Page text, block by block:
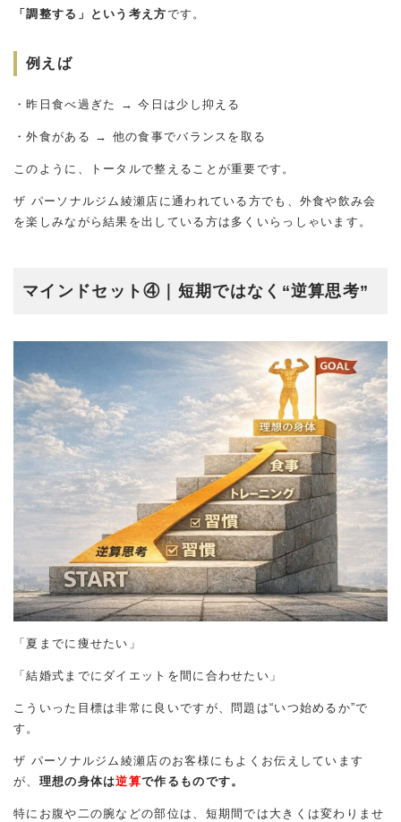
「調整する」という考え方です。
例えば
・昨日食べ過ぎた → 今日は少し抑える
・外食がある → 他の食事でバランスを取る
このように、トータルで整えることが重要です。
ザ パーソナルジム綾瀬店に通われている方でも、外食や飲み会
を楽しみながら結果を出している方は多くいらっしゃいます。
マインドセット④｜短期ではなく “逆算思考”
「夏までに痩せたい」
「結婚式までにダイエットを間に合わせたい」
こういった目標は非常に良いですが、問題は“いつ始めるか”で
す。
ザ パーソナルジム綾瀬店のお客様にもよくお伝えしています
が、 理想の身体は逆算で作るものです。
特にお腹や二の腕などの部位は、短期間では大きくは変わりませ